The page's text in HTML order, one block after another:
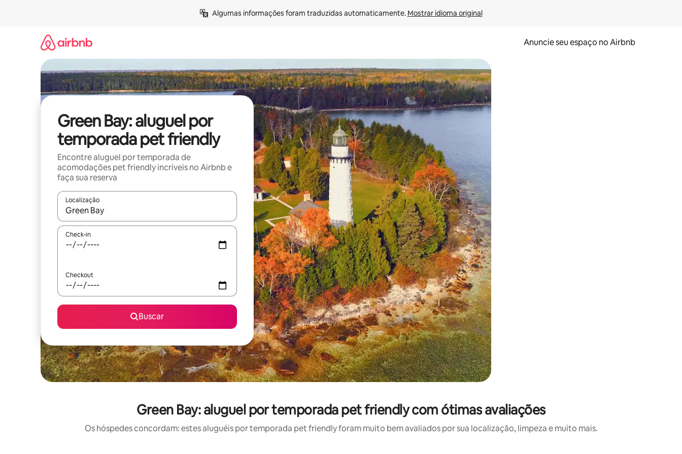
Algumas informações foram traduzidas automaticamente. Mostrar idioma original
Anuncie seu espaço no Airbnb
Green Bay: aluguel por
temporada pet friendly
Encontre aluguel por temporada de
acomodações pet friendly incríveis no Airbnb e
faça sua reserva
Localização
Quando os resultados estiverem disponíveis, explore-os usando as seta para cima e para baixo do teclado ou tocando e deslizando o dedo na tela.
Check-in
Checkout
Buscar
Green Bay: aluguel por temporada pet friendly com ótimas avaliações
Os hóspedes concordam: estes aluguéis por temporada pet friendly foram muito bem avaliados por sua localização, limpeza e muito mais.